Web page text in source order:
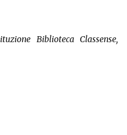
Biblioteca Classense,